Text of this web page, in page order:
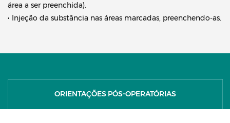
área a ser preenchida).
• Injeção da substância nas áreas marcadas, preenchendo-as.
ORIENTAÇÕES PÓS-OPERATÓRIAS